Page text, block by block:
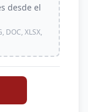
desde el
DOC, XLSX,